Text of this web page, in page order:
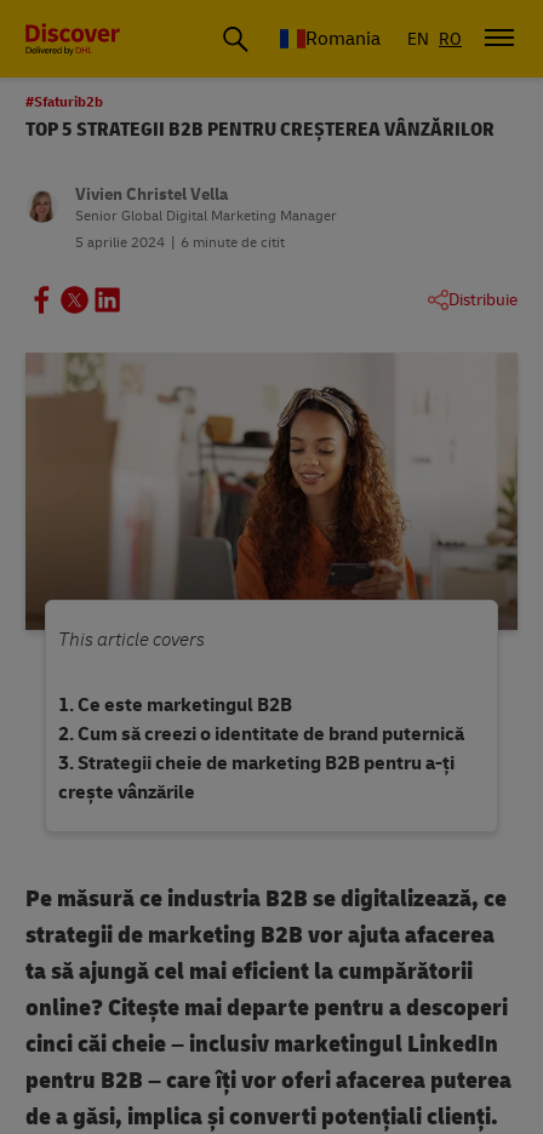
Romania EN RO
#Sfaturib2b
TOP 5 STRATEGII B2B PENTRU CREȘTEREA VÂNZĂRILOR
Vivien Christel Vella
Senior Global Digital Marketing Manager
5 aprilie 2024
6 minute de citit
Distribuie
This article covers
Ce este marketingul B2B
Cum să creezi o identitate de brand puternică
Strategii cheie de marketing B2B pentru a-ți
crește vânzările
Pe măsură ce industria B2B se digitalizează, ce
strategii de marketing B2B vor ajuta afacerea
ta să ajungă cel mai eficient la cumpărătorii
online? Citește mai departe pentru a descoperi
cinci căi cheie – inclusiv marketingul LinkedIn
pentru B2B – care îți vor oferi afacerea puterea
de a găsi, implica și converti potențiali clienți.